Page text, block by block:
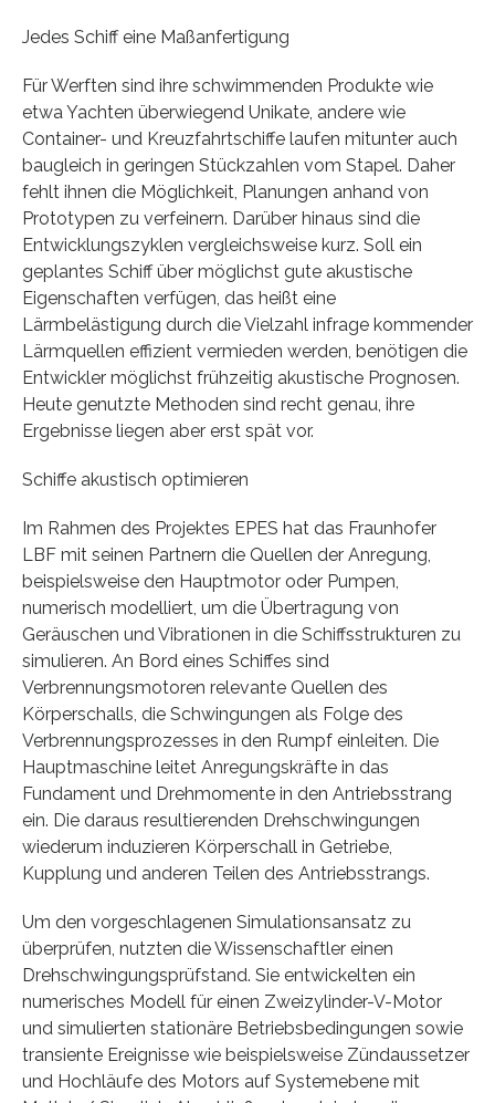
Jedes Schiff eine Maßanfertigung
Für Werften sind ihre schwimmenden Produkte wie
etwa Yachten überwiegend Unikate, andere wie
Container- und Kreuzfahrtschiffe laufen mitunter auch
baugleich in geringen Stückzahlen vom Stapel. Daher
fehlt ihnen die Möglichkeit, Planungen anhand von
Prototypen zu verfeinern. Darüber hinaus sind die
Entwicklungszyklen vergleichsweise kurz. Soll ein
geplantes Schiff über möglichst gute akustische
Eigenschaften verfügen, das heißt eine
Lärmbelästigung durch die Vielzahl infrage kommender
Lärmquellen effizient vermieden werden, benötigen die
Entwickler möglichst frühzeitig akustische Prognosen.
Heute genutzte Methoden sind recht genau, ihre
Ergebnisse liegen aber erst spät vor.
Schiffe akustisch optimieren
Im Rahmen des Projektes EPES hat das Fraunhofer
LBF mit seinen Partnern die Quellen der Anregung,
beispielsweise den Hauptmotor oder Pumpen,
numerisch modelliert, um die Übertragung von
Geräuschen und Vibrationen in die Schiffsstrukturen zu
simulieren. An Bord eines Schiffes sind
Verbrennungsmotoren relevante Quellen des
Körperschalls, die Schwingungen als Folge des
Verbrennungsprozesses in den Rumpf einleiten. Die
Hauptmaschine leitet Anregungskräfte in das
Fundament und Drehmomente in den Antriebsstrang
ein. Die daraus resultierenden Drehschwingungen
wiederum induzieren Körperschall in Getriebe,
Kupplung und anderen Teilen des Antriebsstrangs.
Um den vorgeschlagenen Simulationsansatz zu
überprüfen, nutzten die Wissenschaftler einen
Drehschwingungsprüfstand. Sie entwickelten ein
numerisches Modell für einen Zweizylinder-V-Motor
und simulierten stationäre Betriebsbedingungen sowie
transiente Ereignisse wie beispielsweise Zündaussetzer
und Hochläufe des Motors auf Systemebene mit